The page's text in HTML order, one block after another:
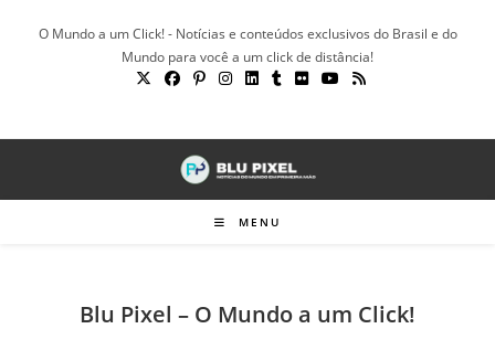
O Mundo a um Click! - Notícias e conteúdos exclusivos do Brasil e do
Mundo para você a um click de distância!
MENU
Blu Pixel – O Mundo a um Click!